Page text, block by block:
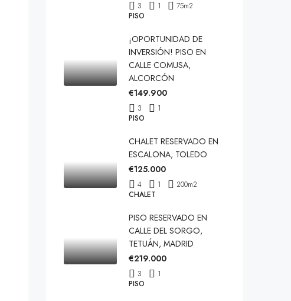
3 1 75m2
PISO
¡OPORTUNIDAD DE
INVERSIÓN! PISO EN
CALLE COMUSA,
ALCORCÓN
€149.900
3
1
PISO
CHALET RESERVADO EN
ESCALONA, TOLEDO
€125.000
4 1 200m2
CHALET
PISO RESERVADO EN
CALLE DEL SORGO,
TETUÁN, MADRID
€219.000
3
1
PISO